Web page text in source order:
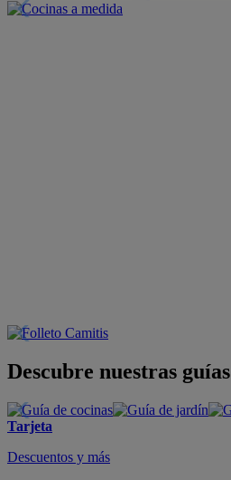
Descubre nuestras guías
Tarjeta
Descuentos y más